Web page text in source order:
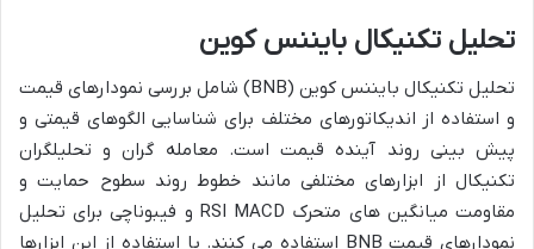
تحلیل تکنیکال بایننس کوین
تحلیل تکنیکال بایننس کوین (BNB) شامل بررسی نمودارهای قیمت
و استفاده از اندیکاتورهای مختلف برای شناسایی الگوهای قیمتی و
پیش بینی روند آینده قیمت است. معامله گران و تحلیلگران
تکنیکال از ابزارهای مختلفی مانند خطوط روند سطوح حمایت و
مقاومت میانگین های متحرک RSI MACD و فیبوناچی برای تحلیل
نمودارهای قیمت BNB استفاده می کنند. با استفاده از این ابزارها